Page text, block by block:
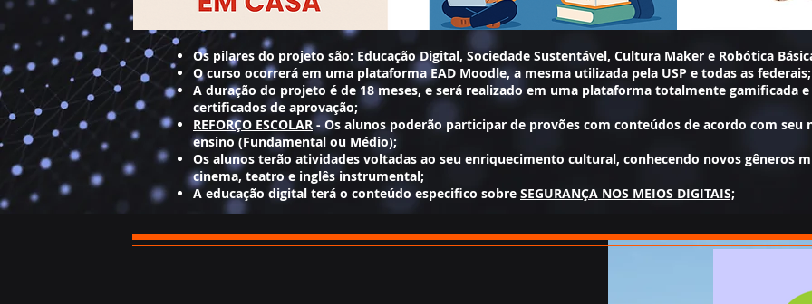
Os pilares do projeto são: Educação Digital, Sociedade Sustentável, Cultura Maker e Robótica
O curso ocorrerá em uma plataforma EAD Moodle, a mesma utilizada pela USP e todas as federais;
​A duração do projeto é de 18 meses, e será realizado em uma plataforma totalmente gamificada
certificados de aprovação;
REFORÇO ESCOLAR - Os alunos poderão participar de provões com conteúdos de acordo com seu
ensino (Fundamental ou Médio);
Os alunos terão atividades voltadas ao seu enriquecimento cultural, conhecendo novos gêneros
cinema, teatro e inglês instrumental;
A educação digital terá o conteúdo especifico sobre SEGURANÇA NOS MEIOS DIGITAIS;